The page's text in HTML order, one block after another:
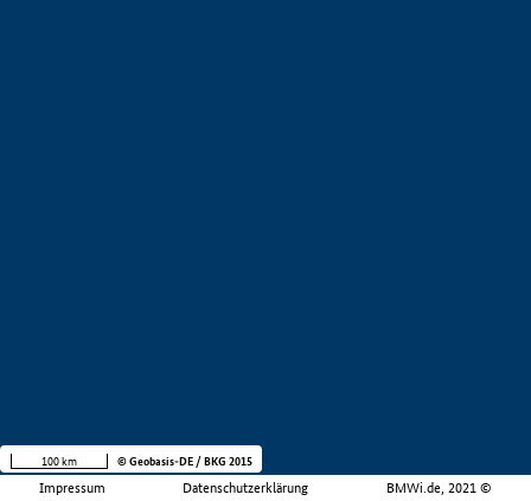
Impressum Datenschutzerklärung BMWi.de, 2021 ©
100 km © Geobasis-DE / BKG 2015